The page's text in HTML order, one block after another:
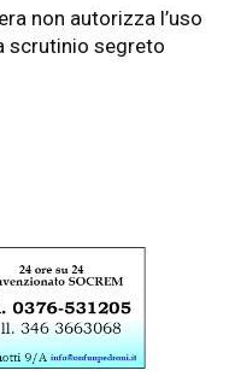
non autorizza l’uso
scrutinio segreto